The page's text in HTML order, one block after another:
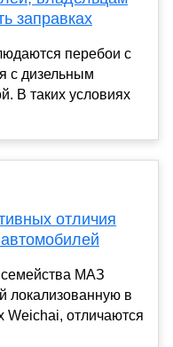
заправках
перебои с
с дизельным
В таких условиях
отличия
МАЗ
локализованную в
Weichai, отличаются